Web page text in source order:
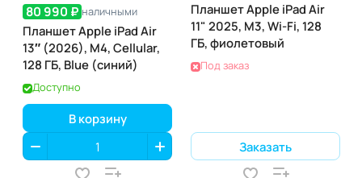
80 990 ₽ наличными
Планшет Apple iPad Air
13″ (2026), M4, Cellular,
128 ГБ, Blue (синий)
Доступно
В корзину
Планшет Apple iPad Air
11" 2025, M3, Wi-Fi, 128
ГБ, фиолетовый
Под заказ
Заказать